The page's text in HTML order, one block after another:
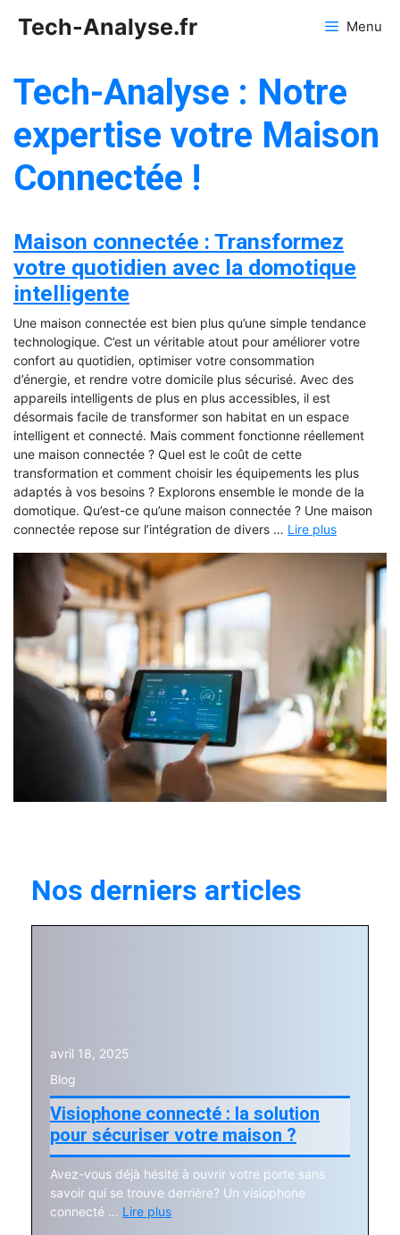
Tech-Analyse.fr Menu
Tech-Analyse : Notre
expertise votre Maison
Connectée !
Maison connectée : Transformez
votre quotidien avec la domotique
intelligente
Une maison connectée est bien plus qu’une simple tendance
technologique. C’est un véritable atout pour améliorer votre
confort au quotidien, optimiser votre consommation
d’énergie, et rendre votre domicile plus sécurisé. Avec des
appareils intelligents de plus en plus accessibles, il est
désormais facile de transformer son habitat en un espace
intelligent et connecté. Mais comment fonctionne réellement
une maison connectée ? Quel est le coût de cette
transformation et comment choisir les équipements les plus
adaptés à vos besoins ? Explorons ensemble le monde de la
domotique. Qu’est-ce qu’une maison connectée ? Une maison
connectée repose sur l’intégration de divers … Lire plus
Nos derniers articles
avril 18, 2025
Blog
Visiophone connecté : la solution
pour sécuriser votre maison ?
Avez-vous déjà hésité à ouvrir votre porte sans
savoir qui se trouve derrière? Un visiophone
connecté … Lire plus